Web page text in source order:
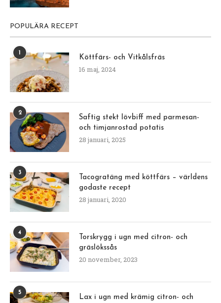
POPULÄRA RECEPT
Köttfärs- och Vitkålsfräs
16 maj, 2024
2
Saftig stekt lövbiff med parmesan-
och timjanrostad potatis
28 januari, 2025
3
Tacogratäng med köttfärs – världens
godaste recept
28 januari, 2020
4
Torskrygg i ugn med citron- och
gräslökssås
20 november, 2023
5
Lax i ugn med krämig citron- och